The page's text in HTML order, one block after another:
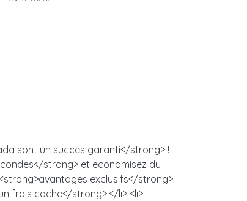
sont un succes garanti</strong> !
strong> et economisez du
exclusifs</strong>.
frais cache</strong>.</li> <li>